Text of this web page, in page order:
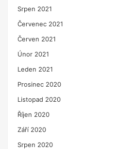
Srpen 2021
Červenec 2021
Červen 2021
Únor 2021
Leden 2021
Prosinec 2020
Listopad 2020
Říjen 2020
Září 2020
Srpen 2020